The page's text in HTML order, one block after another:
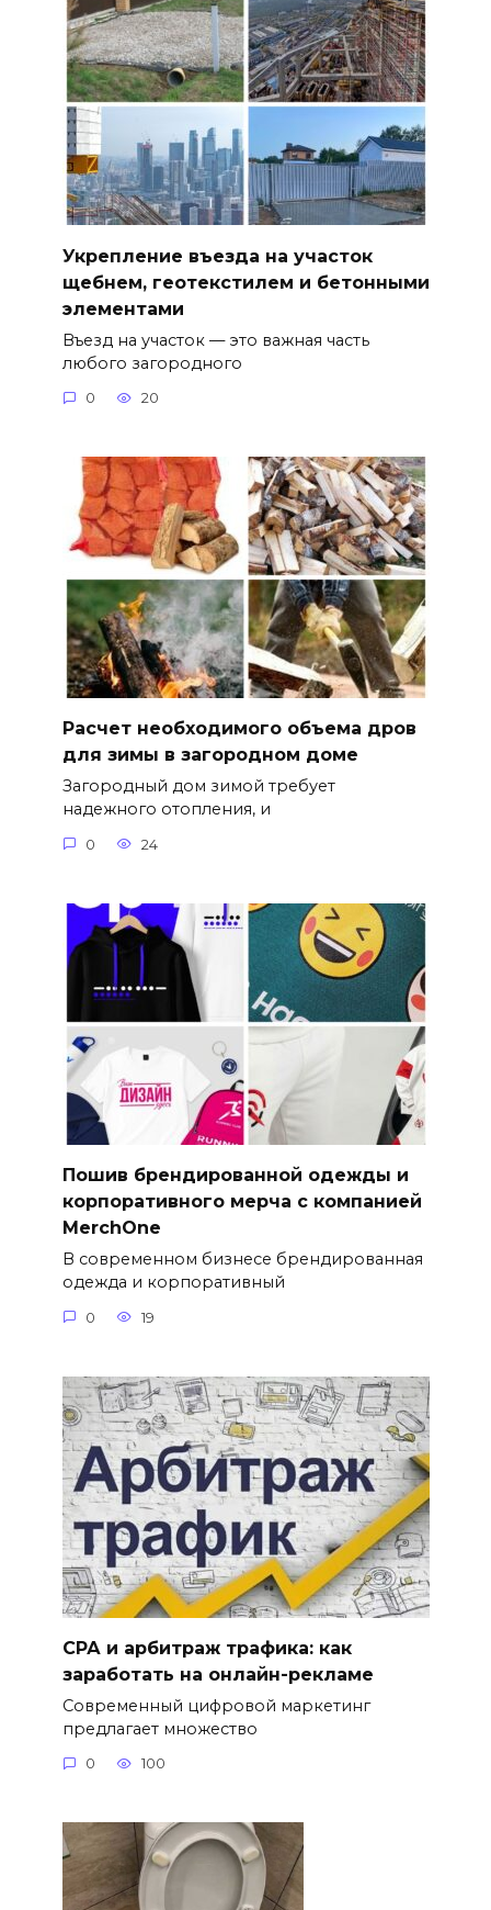
Укрепление въезда на участок
щебнем, геотекстилем и бетонными
элементами
Въезд на участок — это важная часть
любого загородного
0 20
Расчет необходимого объема дров
для зимы в загородном доме
Загородный дом зимой требует
надежного отопления, и
0 24
Пошив брендированной одежды и
корпоративного мерча с компанией
MerchOne
В современном бизнесе брендированная
одежда и корпоративный
0 19
СРА и арбитраж трафика: как
заработать на онлайн-рекламе
Современный цифровой маркетинг
предлагает множество
0 100